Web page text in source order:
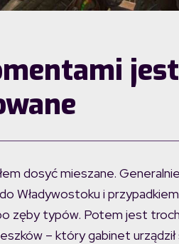
dosyć mieszane.
Władywostoku i
zęby typów. Potem jest
– który gabinet